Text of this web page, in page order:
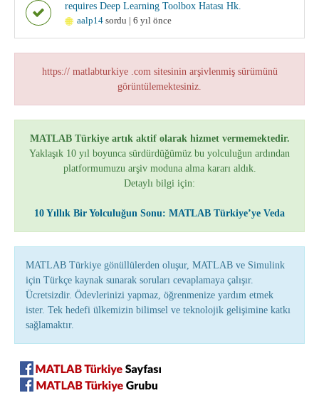
requires Deep Learning Toolbox Hatası Hk.
aalp14 sordu | 6 yıl önce
https:// matlabturkiye .com sitesinin arşivlenmiş sürümünü
görüntülemektesiniz.
MATLAB Türkiye artık aktif olarak hizmet vermemektedir.
Yaklaşık 10 yıl boyunca sürdürdüğümüz bu yolculuğun ardından
platformumuzu arşiv moduna alma kararı aldık.
Detaylı bilgi için:
10 Yıllık Bir Yolculuğun Sonu: MATLAB Türkiye’ye Veda
MATLAB Türkiye gönüllülerden oluşur, MATLAB ve Simulink
için Türkçe kaynak sunarak soruları cevaplamaya çalışır.
Ücretsizdir. Ödevlerinizi yapmaz, öğrenmenize yardım etmek
ister. Tek hedefi ülkemizin bilimsel ve teknolojik gelişimine katkı
sağlamaktır.